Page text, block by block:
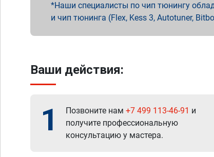
Наши специалисты по чип тюнингу
и чип тюнинга (Flex, Kess 3, Autotuner,
Ваши действия:
1 Позвоните нам +7 499 113-46-91 и
получите профессиональную
консультацию у мастера.